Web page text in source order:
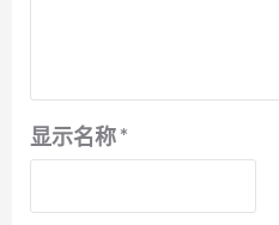
显示名称*